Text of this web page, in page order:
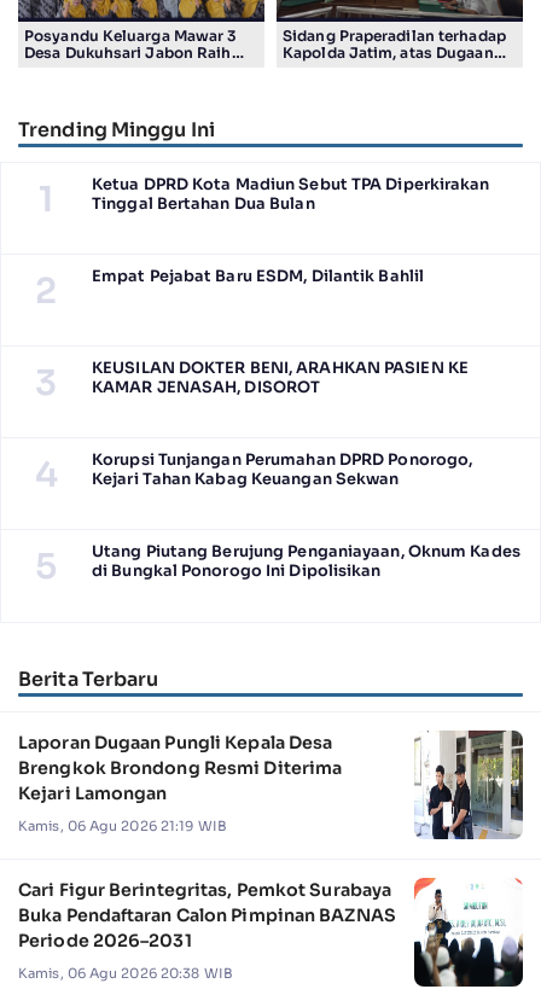
Posyandu Keluarga Mawar 3
Desa Dukuhsari Jabon Raih
Sidang Praperadilan terhadap
Kapolda Jatim, atas Dugaan
Trending Minggu Ini
1
Ketua DPRD Kota Madiun Sebut TPA Diperkirakan
Tinggal Bertahan Dua Bulan
2 Empat Pejabat Baru ESDM, Dilantik Bahlil
3
KEUSILAN DOKTER BENI, ARAHKAN PASIEN KE
KAMAR JENASAH, DISOROT
4
Korupsi Tunjangan Perumahan DPRD Ponorogo,
Kejari Tahan Kabag Keuangan Sekwan
5
Utang Piutang Berujung Penganiayaan, Oknum Kades
di Bungkal Ponorogo Ini Dipolisikan
Berita Terbaru
Laporan Dugaan Pungli Kepala Desa
Brengkok Brondong Resmi Diterima
Kejari Lamongan
Kamis, 06 Agu 2026 21:19 WIB
Cari Figur Berintegritas, Pemkot Surabaya
Buka Pendaftaran Calon Pimpinan BAZNAS
Periode 2026–2031
Kamis, 06 Agu 2026 20:38 WIB